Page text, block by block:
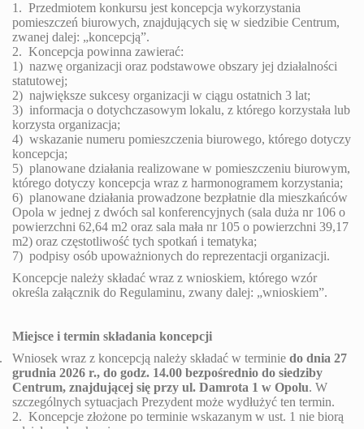
1. Przedmiotem konkursu jest koncepcja wykorzystania
pomieszczeń biurowych, znajdujących się w siedzibie Centrum,
zwanej dalej: „koncepcją”.
2. Koncepcja powinna zawierać:
1) nazwę organizacji oraz podstawowe obszary jej działalności
statutowej;
2) największe sukcesy organizacji w ciągu ostatnich 3 lat;
3) informacja o dotychczasowym lokalu, z którego korzystała lub
korzysta organizacja;
4) wskazanie numeru pomieszczenia biurowego, którego dotyczy
koncepcja;
5) planowane działania realizowane w pomieszczeniu biurowym,
którego dotyczy koncepcja wraz z harmonogramem korzystania;
6) planowane działania prowadzone bezpłatnie dla mieszkańców
Opola w jednej z dwóch sal konferencyjnych (sala duża nr 106 o
powierzchni 62,64 m2 oraz sala mała nr 105 o powierzchni 39,17
m2) oraz częstotliwość tych spotkań i tematyka;
7) podpisy osób upoważnionych do reprezentacji organizacji.
Koncepcje należy składać wraz z wnioskiem, którego wzór
określa załącznik do Regulaminu, zwany dalej: „wnioskiem”.
Miejsce i termin składania koncepcji
Wniosek wraz z koncepcją należy składać w terminie do dnia 27
grudnia 2026 r., do godz. 14.00 bezpośrednio do siedziby
Centrum, znajdującej się przy ul. Damrota 1 w Opolu. W
szczególnych sytuacjach Prezydent może wydłużyć ten termin.
2. Koncepcje złożone po terminie wskazanym w ust. 1 nie biorą